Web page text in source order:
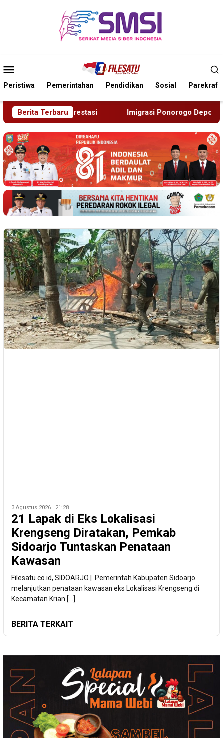
Mobile
Peristiwa Pemerintahan Pendidikan Sosial Parekraf
Berita Terbaru
Imigrasi Ponorogo Deportasi Satu WN Tiongkok
3 Agustus 2026 | 21:28
21 Lapak di Eks Lokalisasi
Krengseng Diratakan, Pemkab
Sidoarjo Tuntaskan Penataan
Kawasan
Filesatu.co.id, SIDOARJO | Pemerintah Kabupaten Sidoarjo
melanjutkan penataan kawasan eks Lokalisasi Krengseng di
Kecamatan Krian […]
BERITA TERKAIT